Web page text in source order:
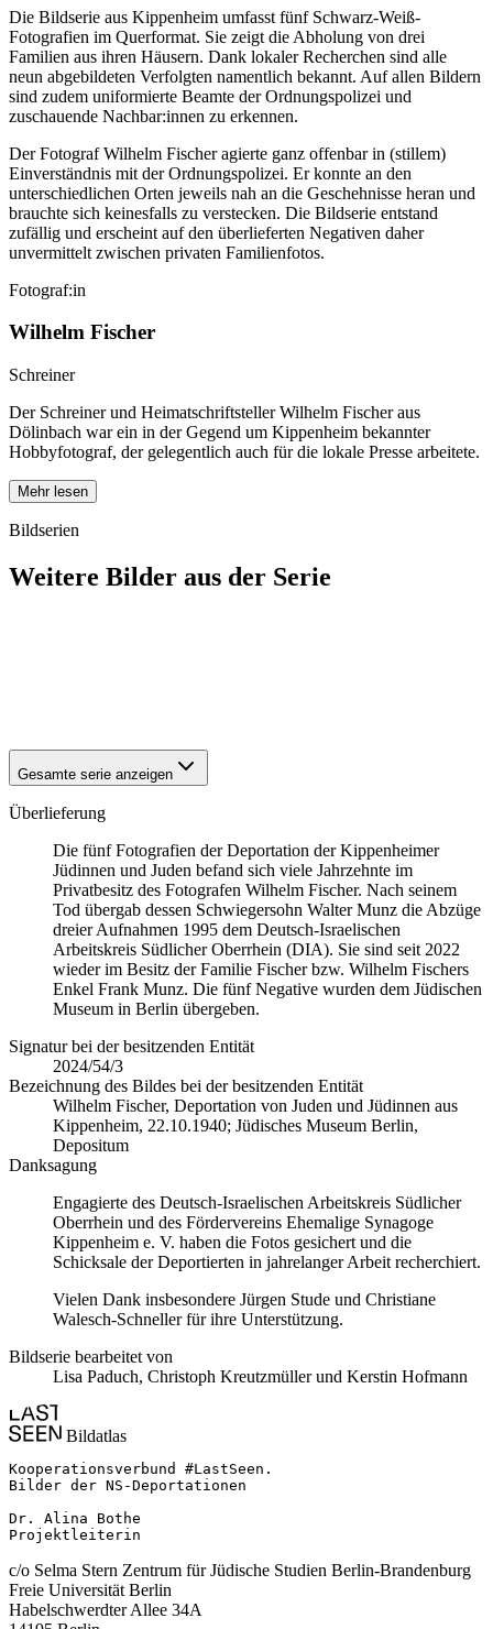
Die Bildserie aus Kippenheim umfasst fünf Schwarz-Weiß-
Fotografien im Querformat. Sie zeigt die Abholung von drei
Familien aus ihren Häusern. Dank lokaler Recherchen sind alle
neun abgebildeten Verfolgten namentlich bekannt. Auf allen Bildern
sind zudem uniformierte Beamte der Ordnungspolizei und
zuschauende Nachbar:innen zu erkennen.
Der Fotograf Wilhelm Fischer agierte ganz offenbar in (stillem)
Einverständnis mit der Ordnungspolizei. Er konnte an den
unterschiedlichen Orten jeweils nah an die Geschehnisse heran und
brauchte sich keinesfalls zu verstecken. Die Bildserie entstand
zufällig und erscheint auf den überlieferten Negativen daher
unvermittelt zwischen privaten Familienfotos.
Fotograf:in
Wilhelm Fischer
Schreiner
Der Schreiner und Heimatschriftsteller Wilhelm Fischer aus
Dölinbach war ein in der Gegend um Kippenheim bekannter
Hobbyfotograf, der gelegentlich auch für die lokale Presse arbeitete.
Mehr lesen
Bildserien
Weitere Bilder aus der Serie
Gesamte serie anzeigen
Überlieferung
Die fünf Fotografien der Deportation der Kippenheimer
Jüdinnen und Juden befand sich viele Jahrzehnte im
Privatbesitz des Fotografen Wilhelm Fischer. Nach seinem
Tod übergab dessen Schwiegersohn Walter Munz die Abzüge
dreier Aufnahmen 1995 dem Deutsch-Israelischen
Arbeitskreis Südlicher Oberrhein (DIA). Sie sind seit 2022
wieder im Besitz der Familie Fischer bzw. Wilhelm Fischers
Enkel Frank Munz. Die fünf Negative wurden dem Jüdischen
Museum in Berlin übergeben.
Signatur bei der besitzenden Entität
2024/54/3
Bezeichnung des Bildes bei der besitzenden Entität
Wilhelm Fischer, Deportation von Juden und Jüdinnen aus
Kippenheim, 22.10.1940; Jüdisches Museum Berlin,
Depositum
Danksagung
Engagierte des Deutsch-Israelischen Arbeitskreis Südlicher
Oberrhein und des Fördervereins Ehemalige Synagoge
Kippenheim e. V. haben die Fotos gesichert und die
Schicksale der Deportierten in jahrelanger Arbeit recherchiert.
Vielen Dank insbesondere Jürgen Stude und Christiane
Walesch-Schneller für ihre Unterstützung.
Bildserie bearbeitet von
Lisa Paduch, Christoph Kreutzmüller und Kerstin Hofmann
Bildatlas
Kooperationsverbund #LastSeen.
Bilder der NS-Deportationen
Dr. Alina Bothe
Projektleiterin
c/o Selma Stern Zentrum für Jüdische Studien Berlin-Brandenburg
Freie Universität Berlin
Habelschwerdter Allee 34A